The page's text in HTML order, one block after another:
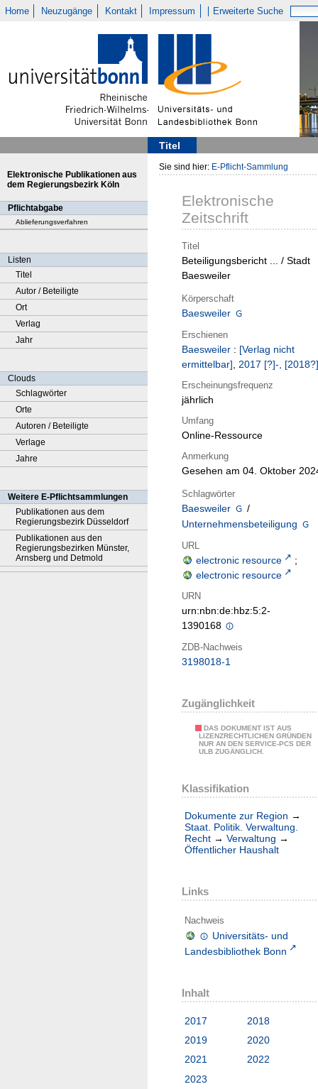
Home Neuzugänge Kontakt Impressum Erweiterte Suche
Titel
Elektronische Publikationen aus
dem Regierungsbezirk Köln
Pflichtabgabe
Ablieferungsverfahren
Listen
Titel
Autor / Beteiligte
Ort
Verlag
Jahr
Clouds
Schlagwörter
Orte
Autoren / Beteiligte
Verlage
Jahre
Weitere E-Pflichtsammlungen
Publikationen aus dem
Regierungsbezirk Düsseldorf
Publikationen aus den
Regierungsbezirken Münster,
Arnsberg und Detmold
Sie sind hier: E-Pflicht-Sammlung
Elektronische
Zeitschrift
Titel
Beteiligungsbericht ... / Stadt
Baesweiler
Körperschaft
Baesweiler
Erschienen
Baesweiler : [Verlag nicht
ermittelbar], 2017 [?]-,
Erscheinungsfrequenz
jährlich
Umfang
Online-Ressource
Anmerkung
Gesehen am 04. Oktober
Schlagwörter
Baesweiler
/
Unternehmensbeteiligung
URL
electronic resource
;
electronic resource
URN
urn:nbn:de:hbz:5:2-
1390168
ZDB-Nachweis
3198018-1
Zugänglichkeit
DAS DOKUMENT IST AUS
LIZENZRECHTLICHEN GRÜNDEN
NUR AN DEN SERVICE-PCS DER
ULB ZUGÄNGLICH.
Klassifikation
Dokumente zur Region →
Staat. Politik. Verwaltung.
Recht → Verwaltung →
Öffentlicher Haushalt
Links
Nachweis
Universitäts- und
Landesbibliothek Bonn
Inhalt
2017
2018
2019
2020
2021
2022
2023